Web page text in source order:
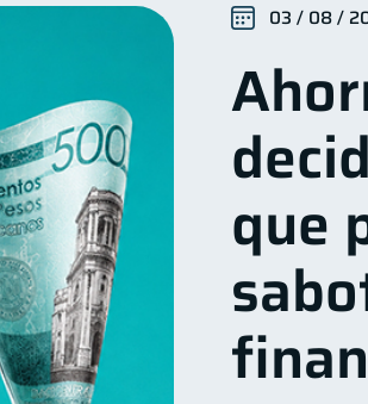
Entidad financiera 8 Préstamos
5
Vacaciones Criptomonedas 2
Pareja 1 Educación Financiera 1
ahorro Doble sueldo
03 / 08 /
que